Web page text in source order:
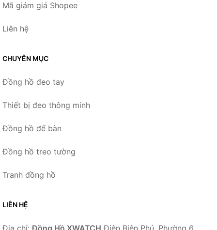
Mã giảm giá Shopee
Liên hệ
CHUYÊN MỤC
Đồng hồ đeo tay
Thiết bị đeo thông minh
Đồng hồ để bàn
Đồng hồ treo tường
Tranh đồng hồ
LIÊN HỆ
Địa chỉ:Đồng Hồ XWATCH Điện Biên Phủ, Phường 6,